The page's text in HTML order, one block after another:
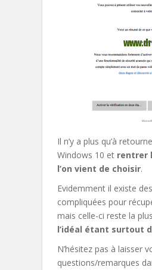
Il n’y a plus qu’à
Windows 10 et rentrer
l’on vient de choisir.
Evidemment il existe
compliquées pour
mais celle-ci reste la
l’idéal étant surtout
N’hésitez pas à laisser
questions/remarques